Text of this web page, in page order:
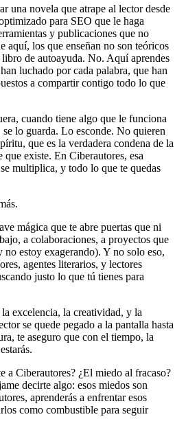
una novela que atrape al lector desde
para SEO que le haga
y publicaciones que no
aquí, los que enseñan no son teóricos
de autoayuda. No. Aquí aprendes
luchado por cada palabra, que han
a compartir contigo todo lo que
cuando tiene algo que le funciona
lo guarda. Lo esconde. No quieren
que es la verdadera condena de la
existe. En Ciberautores, esa
multiplica, y todo lo que te quedas
mágica que te abre puertas que ni
a colaboraciones, a proyectos que
estoy exagerando). Y no solo eso,
agentes literarios, y lectores
justo lo que tú tienes para
excelencia, la creatividad, y la
se quede pegado a la pantalla hasta
te aseguro que con el tiempo, la
a Ciberautores? ¿El miedo al fracaso?
decirte algo: esos miedos son
aprenderás a enfrentar esos
como combustible para seguir